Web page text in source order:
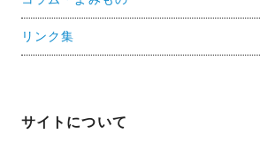
リンク集
サイトについて